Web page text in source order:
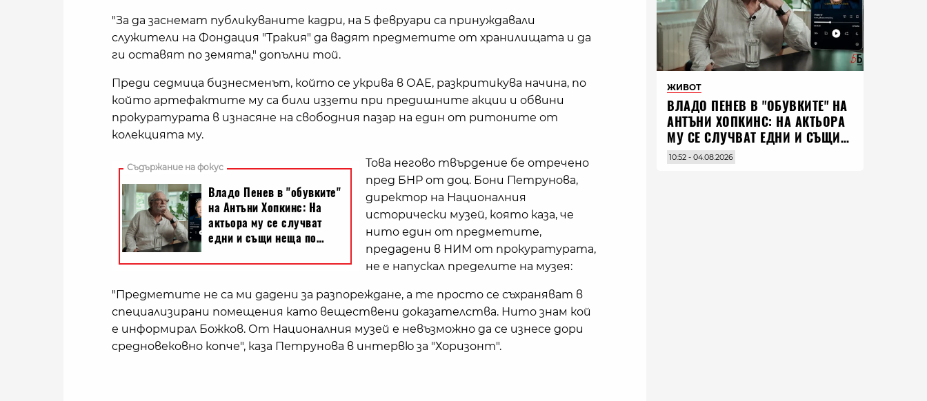
"За да заснемат публикуваните кадри, на 5 февруари са принуждавали
служители на Фондация "Тракия" да вадят предметите от хранилищата и да
ги оставят по земята," допълни той.
Преди седмица бизнесменът, който се укрива в ОАЕ, разкритикува начина, по
който артефактите му са били иззети при предишните акции и обвини
прокуратурата в изнасяне на свободния пазар на един от ритоните от
колекцията му.
Това негово твърдение бе отречено
пред БНР от доц. Бони Петрунова,
директор на Националния
исторически музей, която каза, че
нито един от предметите,
предадени в НИМ от прокуратурата,
не е напускал пределите на музея:
"Предметите не са ми дадени за разпореждане, а те просто се съхраняват в
специализирани помещения като веществени доказателства. Нито знам кой
е информирал Божков. От Националния музей е невъзможно да се изнесе дори
средновековно копче", каза Петрунова в интервю за "Хоризонт".
ЖИВОТ
ВЛАДO ПЕНЕВ В "ОБУВКИТЕ" НА
АНТЪНИ ХОПКИНС: НА АКТЬОРА
МУ СЕ СЛУЧВАТ ЕДНИ И СЪЩИ
НЕЩА ПО ЦЕЛИЯ СВЯТ
10:52 - 04.08.2026